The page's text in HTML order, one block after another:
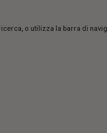
o utilizza la barra di